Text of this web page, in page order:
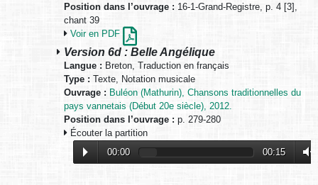
Position dans l’ouvrage : 16-1-Grand-Registre, p. 4 [3],
chant 39
Voir en PDF
Version 6d : Belle Angélique
Langue : Breton, Traduction en français
Type : Texte, Notation musicale
Ouvrage : Buléon (Mathurin), Chansons traditionnelles du
pays vannetais (Début 20e siècle), 2012.
Position dans l’ouvrage : p. 279-280
Écouter la partition
00:00
00:15